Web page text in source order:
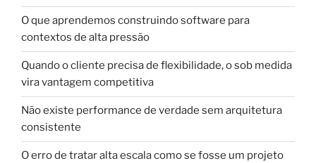
O que aprendemos construindo software para
contextos de alta pressão
Quando o cliente precisa de flexibilidade, o sob medida
vira vantagem competitiva
Não existe performance de verdade sem arquitetura
consistente
O erro de tratar alta escala como se fosse um projeto